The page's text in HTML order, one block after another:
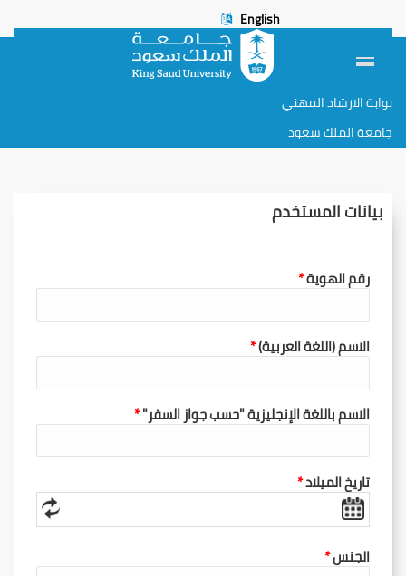
English
بوابة الارشاد المهني
جامعة الملك سعود
بيانات المستخدم
رقم الهوية
الاسم (اللغة العربية)
الاسم باللغة الإنجليزية "حسب جواز السفر"
تاريخ الميلاد
الجنس